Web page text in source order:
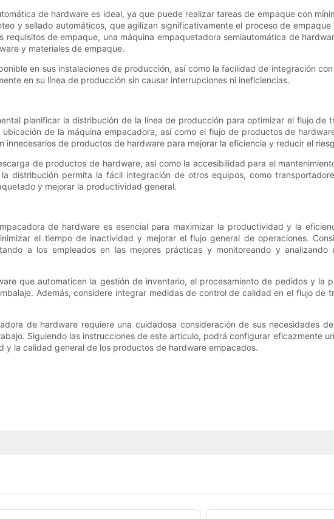
de hardware es ideal, ya que puede realizar tareas de empaque con
y sellado automáticos, que agilizan significativamente el proceso de
de empaque, una máquina empaquetadora semiautomática de
y materiales de empaque.
en sus instalaciones de producción, así como la facilidad de integración
en su línea de producción sin causar interrupciones ni ineficiencias.
planificar la distribución de la línea de producción para optimizar el flujo de
de la máquina empacadora, así como el flujo de productos de
de productos de hardware para mejorar la eficiencia y reducir el
de productos de hardware, así como la accesibilidad para el
distribución permita la fácil integración de otros equipos, como
y mejorar la productividad general.
de hardware es esencial para maximizar la productividad y la
el tiempo de inactividad y mejorar el flujo general de operaciones.
a los empleados en las mejores prácticas y monitoreando y analizando
que automaticen la gestión de inventario, el procesamiento de pedidos y la
Además, considere integrar medidas de control de calidad en el flujo de
de hardware requiere una cuidadosa consideración de sus necesidades
Siguiendo las instrucciones de este artículo, podrá configurar eficazmente
la calidad general de los productos de hardware empacados.